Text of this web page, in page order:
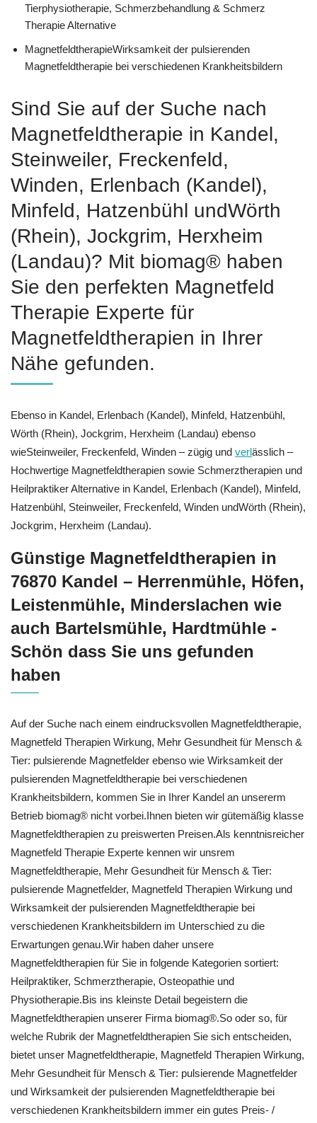
Tierphysiotherapie, Schmerzbehandlung & Schmerz
Therapie Alternative
MagnetfeldtherapieWirksamkeit der pulsierenden
Magnetfeldtherapie bei verschiedenen Krankheitsbildern
Sind Sie auf der Suche nach
Magnetfeldtherapie in Kandel,
Steinweiler, Freckenfeld,
Winden, Erlenbach (Kandel),
Minfeld, Hatzenbühl undWörth
(Rhein), Jockgrim, Herxheim
(Landau)? Mit biomag® haben
Sie den perfekten Magnetfeld
Therapie Experte für
Magnetfeldtherapien in Ihrer
Nähe gefunden.
Ebenso in Kandel, Erlenbach (Kandel), Minfeld, Hatzenbühl,
Wörth (Rhein), Jockgrim, Herxheim (Landau) ebenso
wieSteinweiler, Freckenfeld, Winden – zügig und verlässlich –
Hochwertige Magnetfeldtherapien sowie Schmerztherapien und
Heilpraktiker Alternative in Kandel, Erlenbach (Kandel), Minfeld,
Hatzenbühl, Steinweiler, Freckenfeld, Winden undWörth (Rhein),
Jockgrim, Herxheim (Landau).
Günstige Magnetfeldtherapien in
76870 Kandel – Herrenmühle, Höfen,
Leistenmühle, Minderslachen wie
auch Bartelsmühle, Hardtmühle -
Schön dass Sie uns gefunden
haben
Auf der Suche nach einem eindrucksvollen Magnetfeldtherapie,
Magnetfeld Therapien Wirkung, Mehr Gesundheit für Mensch &
Tier: pulsierende Magnetfelder ebenso wie Wirksamkeit der
pulsierenden Magnetfeldtherapie bei verschiedenen
Krankheitsbildern, kommen Sie in Ihrer Kandel an unsererm
Betrieb biomag® nicht vorbei.Ihnen bieten wir gütemäßig klasse
Magnetfeldtherapien zu preiswerten Preisen.Als kenntnisreicher
Magnetfeld Therapie Experte kennen wir unsrem
Magnetfeldtherapie, Mehr Gesundheit für Mensch & Tier:
pulsierende Magnetfelder, Magnetfeld Therapien Wirkung und
Wirksamkeit der pulsierenden Magnetfeldtherapie bei
verschiedenen Krankheitsbildern im Unterschied zu die
Erwartungen genau.Wir haben daher unsere
Magnetfeldtherapien für Sie in folgende Kategorien sortiert:
Heilpraktiker, Schmerztherapie, Osteopathie und
Physiotherapie.Bis ins kleinste Detail begeistern die
Magnetfeldtherapien unserer Firma biomag®.So oder so, für
welche Rubrik der Magnetfeldtherapien Sie sich entscheiden,
bietet unser Magnetfeldtherapie, Magnetfeld Therapien Wirkung,
Mehr Gesundheit für Mensch & Tier: pulsierende Magnetfelder
und Wirksamkeit der pulsierenden Magnetfeldtherapie bei
verschiedenen Krankheitsbildern immer ein gutes Preis- /